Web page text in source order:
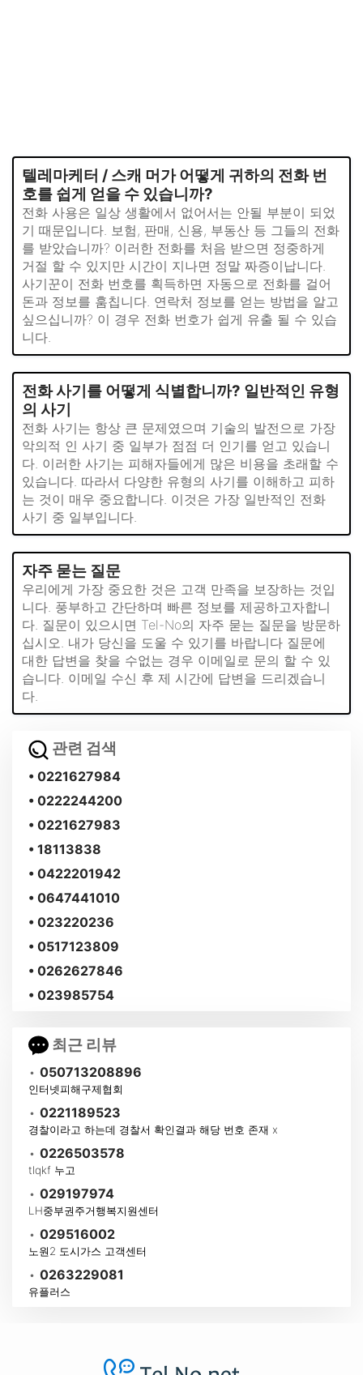
텔레마케터 / 스캐 머가 어떻게 귀하의 전화 번
호를 쉽게 얻을 수 있습니까?
전화 사용은 일상 생활에서 없어서는 안될 부분이 되었
기 때문입니다. 보험, 판매, 신용, 부동산 등 그들의 전화
를 받았습니까? 이러한 전화를 처음 받으면 정중하게
거절 할 수 있지만 시간이 지나면 정말 짜증이납니다.
사기꾼이 전화 번호를 획득하면 자동으로 전화를 걸어
돈과 정보를 훔칩니다. 연락처 정보를 얻는 방법을 알고
싶으십니까? 이 경우 전화 번호가 쉽게 유출 될 수 있습
니다.
전화 사기를 어떻게 식별합니까? 일반적인 유형
의 사기
전화 사기는 항상 큰 문제였으며 기술의 발전으로 가장
악의적 인 사기 중 일부가 점점 더 인기를 얻고 있습니
다. 이러한 사기는 피해자들에게 많은 비용을 초래할 수
있습니다. 따라서 다양한 유형의 사기를 이해하고 피하
는 것이 매우 중요합니다. 이것은 가장 일반적인 전화
사기 중 일부입니다.
자주 묻는 질문
우리에게 가장 중요한 것은 고객 만족을 보장하는 것입
니다. 풍부하고 간단하며 빠른 정보를 제공하고자합니
다. 질문이 있으시면 Tel-No의 자주 묻는 질문을 방문하
십시오. 내가 당신을 도울 수 있기를 바랍니다 질문에
대한 답변을 찾을 수없는 경우 이메일로 문의 할 수 있
습니다. 이메일 수신 후 제 시간에 답변을 드리겠습니
다.
관련 검색
• 0221627984
• 0222244200
• 0221627983
• 18113838
• 0422201942
• 0647441010
• 023220236
• 0517123809
• 0262627846
• 023985754
최근 리뷰
• 050713208896
인터넷피해구제협회
• 0221189523
경찰이라고 하는데 경찰서 확인결과 해당 번호 존재 x
• 0226503578
tlqkf 누고
• 029197974
LH중부권주거행복지원센터
• 029516002
노원2 도시가스 고객센터
• 0263229081
유플러스